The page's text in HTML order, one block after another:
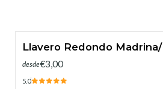
Llavero Redondo
desde€3,00
5.0